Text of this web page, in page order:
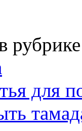
для